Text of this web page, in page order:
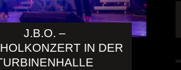
J.B.O. –
IN DER
PRONG VERÖFFENTLICHEN NEUE SINGLE
ALLGEMEIN